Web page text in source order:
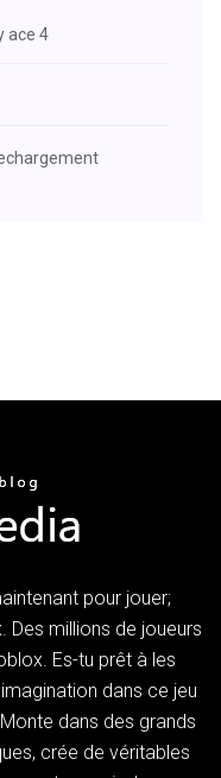
ace 4
pour jouer;
Des millions de joueurs
Es-tu prêt à les
dans ce jeu
dans des grands
crée de véritables